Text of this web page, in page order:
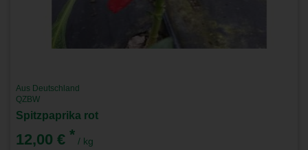
Aus Deutschland
QZBW
Spitzpaprika rot
12,00 € * / kg